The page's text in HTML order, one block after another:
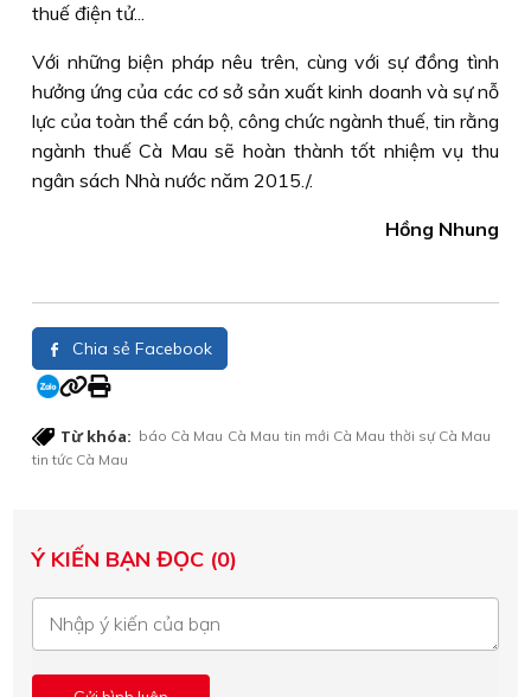
thuế điện tử...
Với những biện pháp nêu trên, cùng với sự đồng tình
hưởng ứng của các cơ sở sản xuất kinh doanh và sự nỗ
lực của toàn thể cán bộ, công chức ngành thuế, tin rằng
ngành thuế Cà Mau sẽ hoàn thành tốt nhiệm vụ thu
ngân sách Nhà nước năm 2015./.
Hồng Nhung
Chia sẻ Facebook
Từ khóa: báo Cà Mau Cà Mau tin mới Cà Mau thời sự Cà Mau
tin tức Cà Mau
Ý KIẾN BẠN ĐỌC (0)